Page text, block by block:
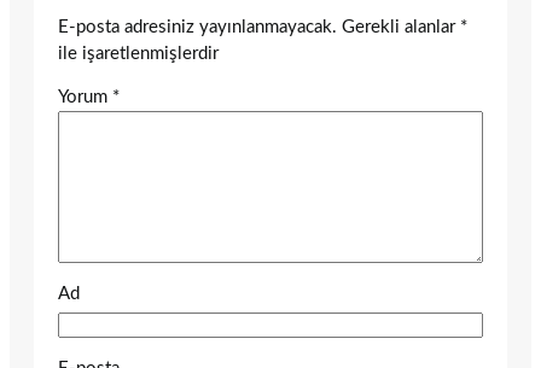
E-posta adresiniz yayınlanmayacak. Gerekli alanlar *
ile işaretlenmişlerdir
Yorum *
Ad